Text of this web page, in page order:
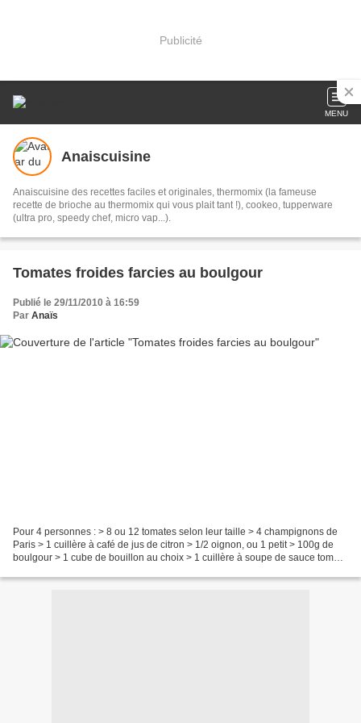
Publicité
MENU
Anaiscuisine
Anaiscuisine des recettes faciles et originales, thermomix (la fameuse
recette de brioche au thermomix qui vous plait tant !), cookeo, tupperware
(ultra pro, speedy chef, micro vap...).
Tomates froides farcies au boulgour
Publié le 29/11/2010 à 16:59
Par Anaïs
Pour 4 personnes : > 8 ou 12 tomates selon leur taille > 4 champignons de
Paris > 1 cuillère à café de jus de citron > 1/2 oignon, ou 1 petit > 100g de
boulgour > 1 cube de bouillon au choix > 1 cuillère à soupe de sauce tomate